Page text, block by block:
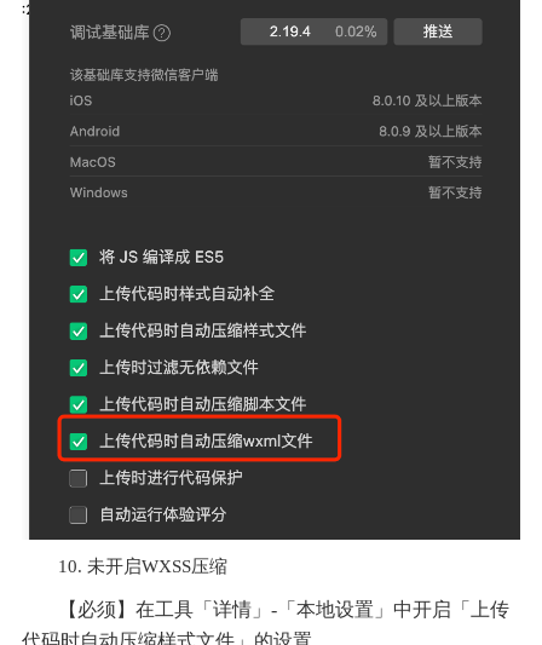
10. 未开启WXSS压缩
【必须】在工具「详情」-「本地设置」中开启「上传
代码时自动压缩样式文件」的设置